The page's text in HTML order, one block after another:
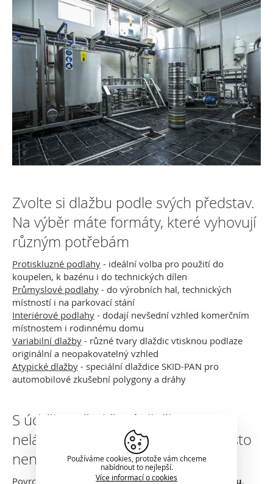
Zvolte si dlažbu podle svých představ.
Na výběr máte formáty, které vyhovují
různým potřebám
Protiskluzné podlahy - ideální volba pro použití do
koupelen, k bazénu i do technických dílen
Průmyslové podlahy - do výrobních hal, technických
místností i na parkovací stání
Interiérové podlahy - dodají nevšední vzhled komerčním
místnostem i rodinnému domu
Variabilní dlažby - různé tvary dlaždic vtisknou podlaze
originální a neopakovatelný vzhled
Atypické dlažby - speciální dlaždice SKID-PAN pro
automobilové zkušební polygony a dráhy
S údržbou čedičové dlažby si
nelámejte hlavu. Na úklid je naprosto
nenáročná
Povrch dlažby nevyžaduje žádnou speciální údržbu.
Používáme cookies, protože vám chceme
nabídnout to nejlepší.
Více informací o cookies